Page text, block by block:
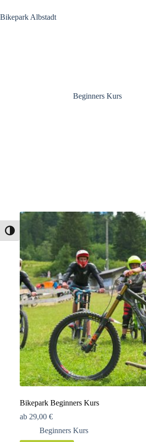
Umschalten auf hohe Kontraste
Inhalt
springen
Bikepark Albstadt
Beginners Kurs
Bikepark Beginners Kurs
ab 29,00 €
Beginners Kurs